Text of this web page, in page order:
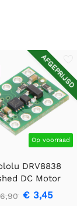
AFGEPRIJSD
Op voorraad
DRV8838
DC Motor
Driver€ 3,45